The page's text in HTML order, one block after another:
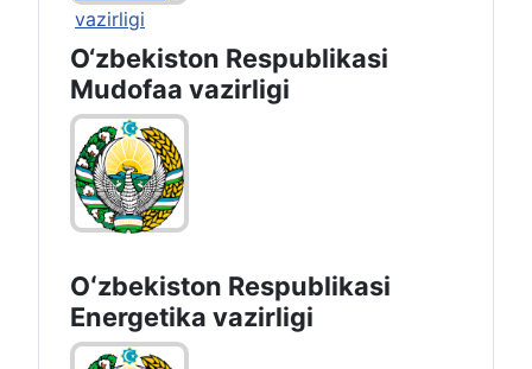
O‘zbekiston Respublikasi
Mudofaa vazirligi
Oʻzbekiston Respublikasi
Energetika vazirligi